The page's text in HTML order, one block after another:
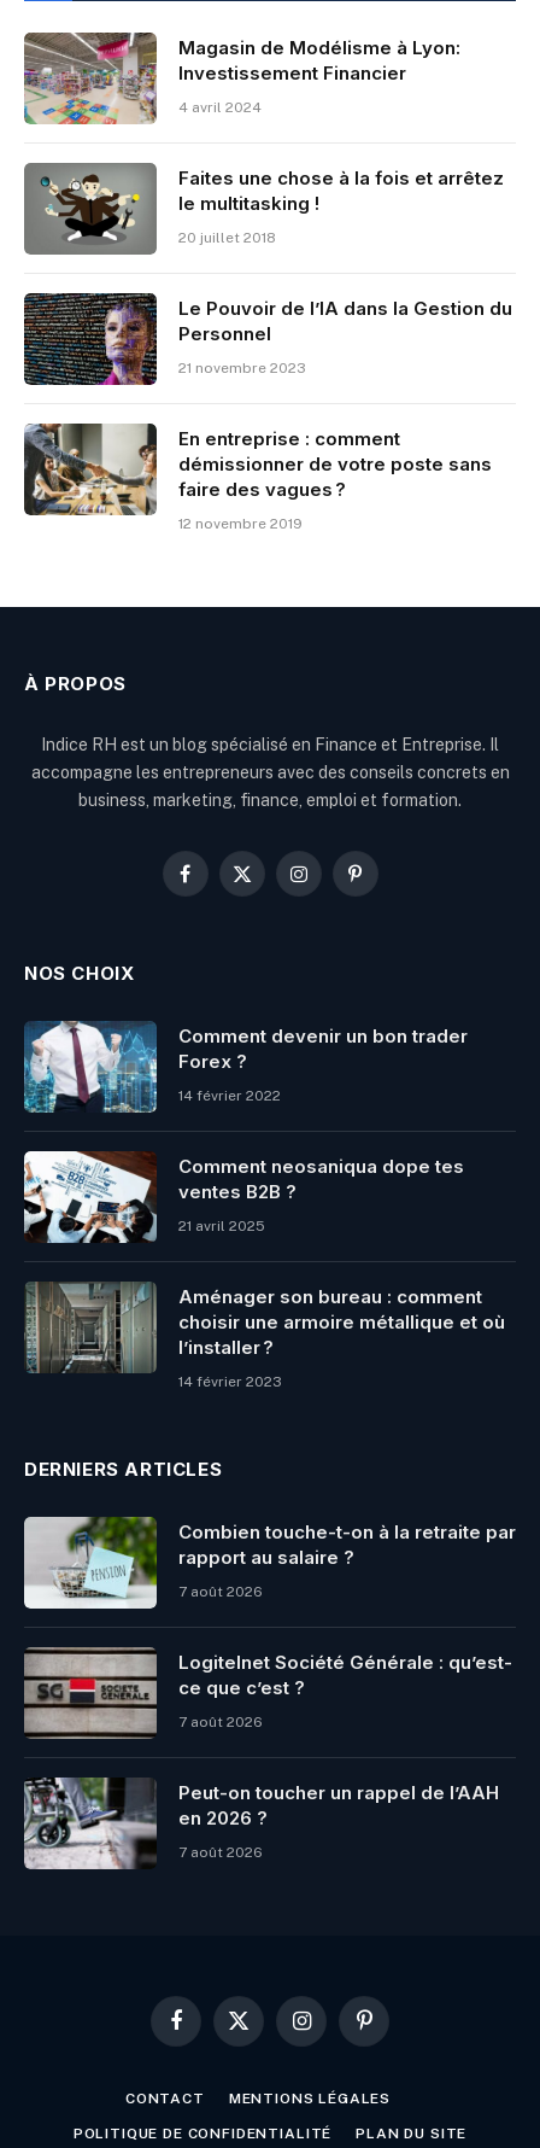
Magasin de Modélisme à Lyon:
Investissement Financier
4 avril 2024
Faites une chose à la fois et arrêtez
le multitasking !
20 juillet 2018
Le Pouvoir de l’IA dans la Gestion du
Personnel
21 novembre 2023
En entreprise : comment
démissionner de votre poste sans
faire des vagues ?
12 novembre 2019
À PROPOS
Indice RH est un blog spécialisé en Finance et Entreprise. Il
accompagne les entrepreneurs avec des conseils concrets en
business, marketing, finance, emploi et formation.
Facebook
X
InstagramPinterest
NOS CHOIX
Comment devenir un bon trader
Forex ?
14 février 2022
Comment neosaniqua dope tes
ventes B2B ?
21 avril 2025
Aménager son bureau : comment
choisir une armoire métallique et où
l’installer ?
14 février 2023
DERNIERS ARTICLES
Combien touche-t-on à la retraite par
rapport au salaire ?
7 août 2026
Logitelnet Société Générale : qu’est-
ce que c’est ?
7 août 2026
Peut-on toucher un rappel de l’AAH
en 2026 ?
7 août 2026
Facebook
X
InstagramPinterest
CONTACT MENTIONS LÉGALES
POLITIQUE DE CONFIDENTIALITÉ PLAN DU SITE